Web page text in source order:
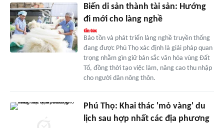
Biến di sản thành tài sản: Hướng
đi mới cho làng nghề
Bảo tồn và phát triển làng nghề truyền thống
đang được Phú Thọ xác định là giải pháp quan
trọng nhằm gìn giữ bản sắc văn hóa vùng Đất
Tổ, đồng thời tạo việc làm, nâng cao thu nhập
cho người dân nông thôn.
Phú Thọ: Khai thác 'mỏ vàng' du
lịch sau hợp nhất các địa phương